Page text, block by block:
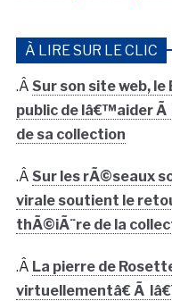
À LIRE SUR LE CLIC
.Â Sur son site web,
public de lâ€™aider
de sa collection
.Â Sur les rÃ©seaux
virale soutient le
thÃ©iÃ¨re de la
.Â La pierre de
virtuellementâ€ Ã